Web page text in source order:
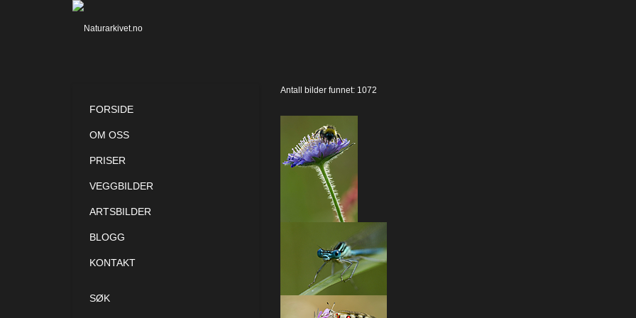
Antall bilder funnet: 1072
FORSIDE
OM OSS
PRISER
VEGGBILDER
ARTSBILDER
BLOGG
KONTAKT
SØK